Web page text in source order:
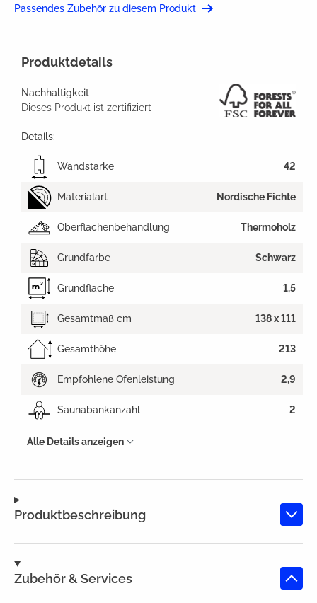
Passendes Zubehör zu diesem Produkt
Produktbeschreibung
Zubehör & Services
Produktdetails
Nachhaltigkeit
Dieses Produkt ist zertifiziert
Details:
Wandstärke 42
Materialart Nordische Fichte
Oberflächenbehandlung Thermoholz
Grundfarbe Schwarz
Grundfläche 1,5
Gesamtmaß cm 138 x 111
Gesamthöhe 213
Empfohlene Ofenleistung 2,9
Saunabankanzahl 2
Alle Details anzeigen